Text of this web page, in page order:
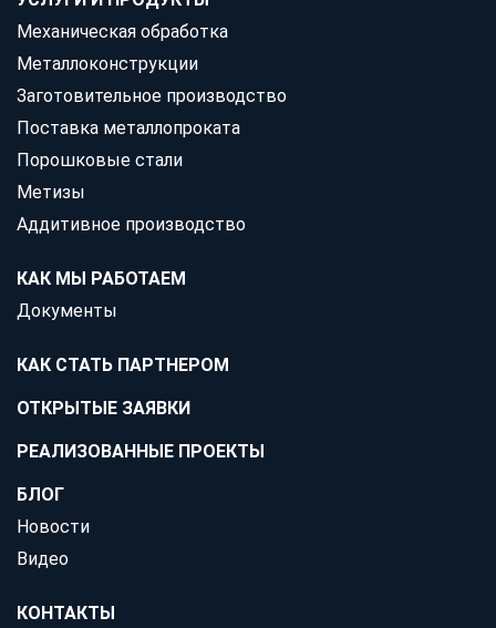
Механическая обработка
Металлоконструкции
Заготовительное производство
Поставка металлопроката
Порошковые стали
Метизы
Аддитивное производство
КАК МЫ РАБОТАЕМ
Документы
КАК СТАТЬ ПАРТНЕРОМ
ОТКРЫТЫЕ ЗАЯВКИ
РЕАЛИЗОВАННЫЕ ПРОЕКТЫ
БЛОГ
Новости
Видео
КОНТАКТЫ